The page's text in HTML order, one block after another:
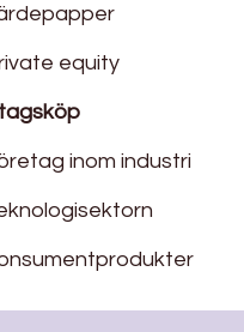
equity
inom industri